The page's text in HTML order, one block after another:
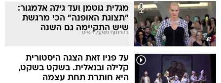
מגלית גוטמן ועד גילה אלמגור:
"תצוגת האופנה" הכי מרגשת
שיש התקיימה גם השנה
בשיתוף מפעל הפיס
על פניו זאת הצגה היסטורית
קלילה ובנאלית. בשקט בשקט,
היא חותרת תחת עצמה